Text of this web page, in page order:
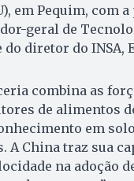
em Pequim, com
geral de
do diretor do INSA,
combina as
de alimentos
em
A China traz sua
na adoção